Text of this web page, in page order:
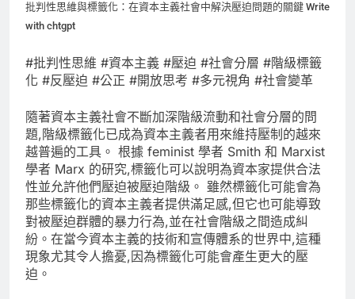
批判性思維與標籤化：在資本主義社會中解決壓迫問題的關鍵 Write
with chtgpt
#批判性思維 #資本主義 #壓迫 #社會分層 #階級標籤
化 #反壓迫 #公正 #開放思考 #多元視角 #社會變革
隨著資本主義社會不斷加深階級流動和社會分層的問
題,階級標籤化已成為資本主義者用來維持壓制的越來
越普遍的工具。 根據 feminist 學者 Smith 和 Marxist
學者 Marx 的研究,標籤化可以說明為資本家提供合法
性並允許他們壓迫被壓迫階級。 雖然標籤化可能會為
那些標籤化的資本主義者提供滿足感,但它也可能導致
對被壓迫群體的暴力行為,並在社會階級之間造成糾
紛。在當今資本主義的技術和宣傳體系的世界中,這種
現象尤其令人擔憂,因為標籤化可能會產生更大的壓
迫。